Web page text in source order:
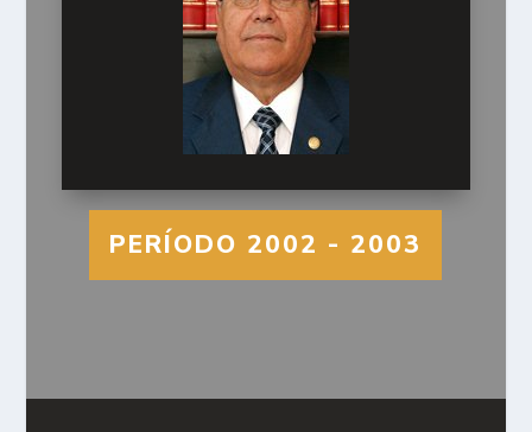
PERÍODO 2002 - 2003